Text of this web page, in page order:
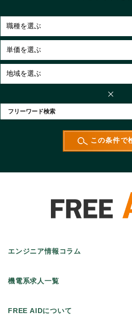
エンジニア情報コラム
機電系求人一覧
FREE AIDについて